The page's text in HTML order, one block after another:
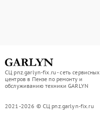
СЦ pnz.garlyn-fix.ru - сеть сервисных
центров в Пензе по ремонту и
обслуживанию техники GARLYN
2021-2026 © СЦ pnz.garlyn-fix.ru